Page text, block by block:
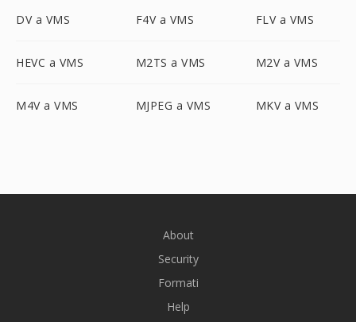
DV a VMS F4V a VMS FLV a VMS
HEVC a VMS M2TS a VMS M2V a VMS
M4V a VMS MJPEG a VMS MKV a VMS
About
Security
Formati
Help